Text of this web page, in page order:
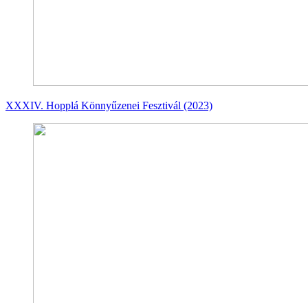
XXXIV. Hopplá Könnyűzenei Fesztivál (2023)